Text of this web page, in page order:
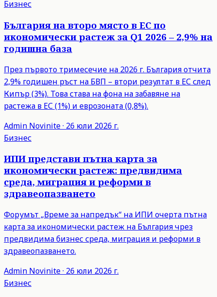
Бизнес
България на второ място в ЕС по
икономически растеж за Q1 2026 – 2,9% на
годишна база
През първото тримесечие на 2026 г. България отчита
2,9% годишен ръст на БВП – втори резултат в ЕС след
Кипър (3%). Това става на фона на забавяне на
растежа в ЕС (1%) и еврозоната (0,8%).
Admin Novinite· 26 юли 2026 г.
Бизнес
ИПИ представи пътна карта за
икономически растеж: предвидима
среда, миграция и реформи в
здравеопазването
Форумът „Време за напредък“ на ИПИ очерта пътна
карта за икономически растеж на България чрез
предвидима бизнес среда, миграция и реформи в
здравеопазването.
Admin Novinite· 26 юли 2026 г.
Бизнес